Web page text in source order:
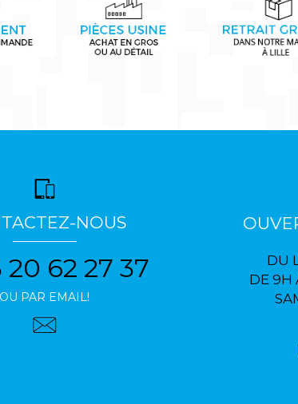
NOUS
20 62 27 37
OU PAR EMAIL!
DU
DE 9H